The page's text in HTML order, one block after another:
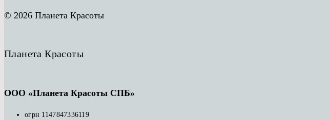
© 2026 Планета Красоты
Планета Красоты
ООО «Планета Красоты СПБ»
огрн 1147847336119